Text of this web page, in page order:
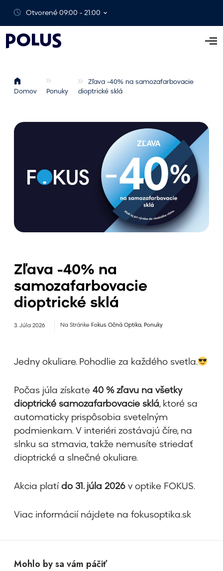
Otvorené 09:00 - 21:00
O
p
Domov Ponuky
Zľava -40% na samozafarbovacie
dioptrické sklá
Zľava -40% na
samozafarbovacie
dioptrické sklá
3. Júla 2026 Na Stránke Fokus Očná Optika, Ponuky
Jedny okuliare. Pohodlie za každého svetla.
Počas júla získate 40 % zľavu na všetky
dioptrické samozafarbovacie sklá, ktoré sa
automaticky prispôsobia svetelným
podmienkam. V interiéri zostávajú číre, na
slnku sa stmavia, takže nemusíte striedať
dioptrické a slnečné okuliare.
Akcia platí do 31. júla 2026 v optike FOKUS.
Viac informácií nájdete na fokusoptika.sk
Mohlo by sa vám páčiť